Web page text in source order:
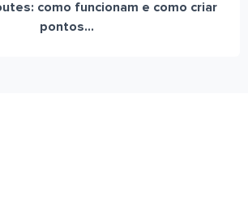
como funcionam e como criar
pontos...